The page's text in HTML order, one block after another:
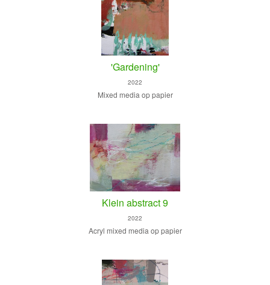
'Gardening'
2022
Mixed media op papier
Klein abstract 9
2022
Acryl mixed media op papier